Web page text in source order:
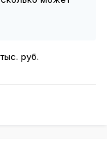
руб.